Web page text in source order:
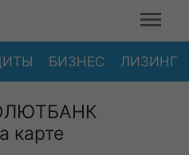
БИЗНЕС ЛИЗИНГ
карте